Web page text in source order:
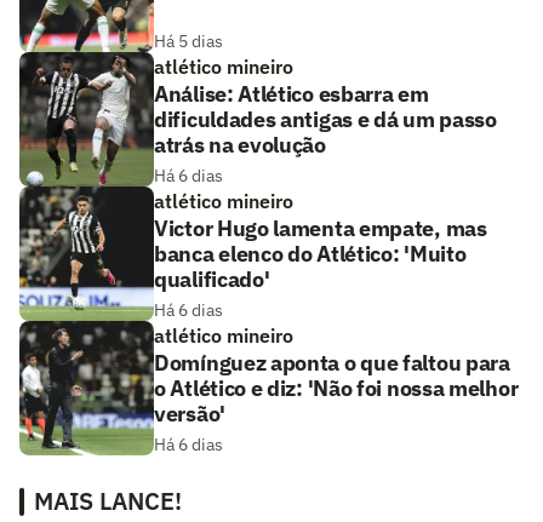
Há 5 dias
atlético mineiro
Análise: Atlético esbarra em
dificuldades antigas e dá um passo
atrás na evolução
Há 6 dias
atlético mineiro
Victor Hugo lamenta empate, mas
banca elenco do Atlético: 'Muito
qualificado'
Há 6 dias
atlético mineiro
Domínguez aponta o que faltou para
o Atlético e diz: 'Não foi nossa melhor
versão'
Há 6 dias
MAIS LANCE!